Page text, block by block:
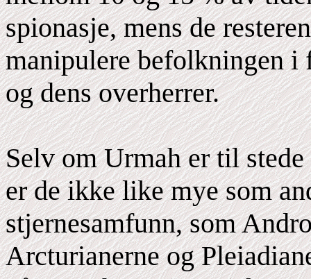
spionasje, mens de
manipulere befolkningen i
og dens overherrer.
Selv om Urmah er til
er de ikke like mye som
stjernesamfunn, som
Arcturianerne og